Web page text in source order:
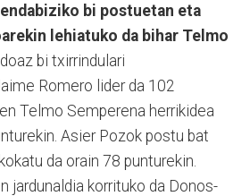
bi postuetan eta
lehiatuko da bihar Telmo
bi txirrindulari
Romero lider da 102
Telmo Semperena herrikidea
Asier Pozok postu bat
da orain 78 punturekin.
jar­dunaldia korrituko da Do­nos­